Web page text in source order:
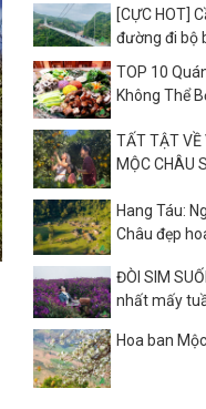
[CỰC HOT]
đường đi bộ
TOP 10
Không Thể
TẤT TẬT VỀ
MỘC CHÂU
Hang Táu:
Châu đẹp
ĐÒI SIM
nhất mấy
Hoa ban